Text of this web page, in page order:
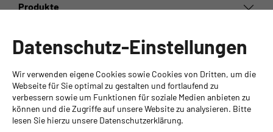
Produkte
GYSO AG
Hauptsitz Kloten
Steinackerstrasse 34
8302 Kloten
Datenschutz-Einstellungen
Wir verwenden eigene Cookies sowie Cookies von Dritten, um die
Webseite für Sie optimal zu gestalten und fortlaufend zu
verbessern sowie um Funktionen für soziale Medien anbieten zu
können und die Zugriffe auf unsere Website zu analysieren. Bitte
lesen Sie hierzu unsere Datenschutzerklärung.